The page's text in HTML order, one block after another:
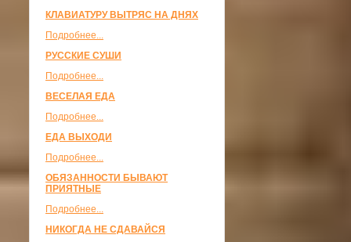
КЛАВИАТУРУ ВЫТРЯС НА ДНЯХ
Подробнее...
РУССКИЕ СУШИ
Подробнее...
ВЕСЕЛАЯ ЕДА
Подробнее...
ЕДА ВЫХОДИ
Подробнее...
ОБЯЗАННОСТИ БЫВАЮТ
ПРИЯТНЫЕ
Подробнее...
НИКОГДА НЕ СДАВАЙСЯ